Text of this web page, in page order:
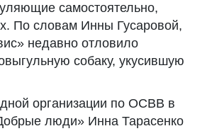
самостоятельно,
По словам Инны Гусаровой,
недавно отловило
собаку, укусившую
организации по ОСВВ в
люди» Инна Тарасенко